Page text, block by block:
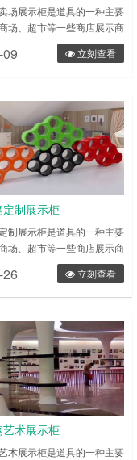
场展示柜是道具的一种主要
场、超市等一些商店展示商
藏商品，具有外观个性、功能
且还要具备广告效应.从而
营利目的。为品牌提供一个
好的展柜。展柜特色主要是
，超市，专卖店，精品店等
展示和储藏商品，外观讲究
，功能强大，而且具备明显
应以达到更好的赢利目的，
……
09 立刻查看
制展示柜
制展示柜是道具的一种主要
场、超市等一些商店展示商
藏商品，具有外观个性、功能
且还要具备广告效应.从而
营利目的。为品牌提供一个
最好的展柜。展柜特色主要是
，超市，专卖店，精品店等
展示和储藏商品，外观讲究
，功能强大，而且具备明显
应以达到更好的赢利目的，
产……
26 立刻查看
术展示柜
术展示柜是道具的一种主要